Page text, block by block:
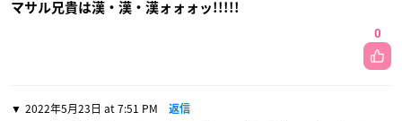
マサル兄貴は漢・漢・漢ォォォッ!!!!!
0
2022年5月23日 at 7:51 PM 返信